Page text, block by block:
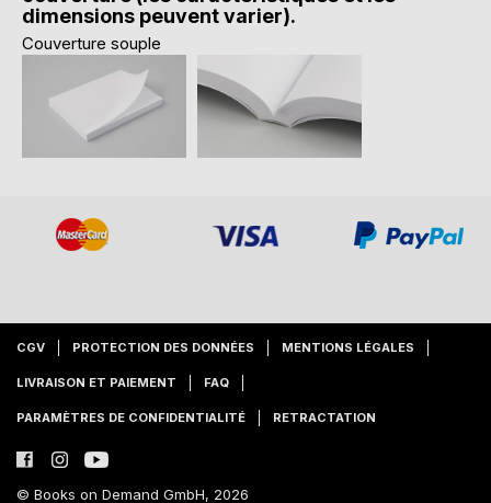
dimensions peuvent varier).
Couverture souple
CGV PROTECTION DES DONNÉES MENTIONS LÉGALES
LIVRAISON ET PAIEMENT FAQ
PARAMÈTRES DE CONFIDENTIALITÉ RETRACTATION
© Books on Demand GmbH, 2026